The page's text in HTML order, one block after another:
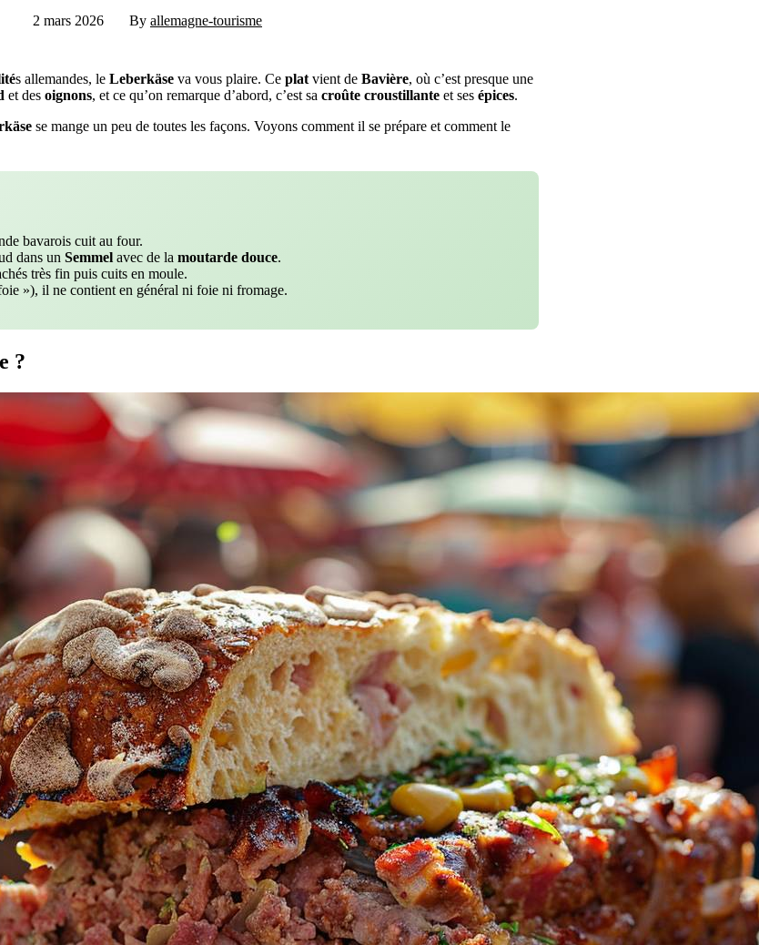
2 mars 2026 By allemagne-tourisme
s allemandes, le Leberkäse va vous plaire. Ce plat vient de Bavière, où c’est presque une
et des oignons, et ce qu’on remarque d’abord, c’est sa croûte croustillante et ses épices.
se mange un peu de toutes les façons. Voyons comment il se prépare et comment le
bavarois cuit au four.
dans un Semmel avec de la moutarde douce.
très fin puis cuits en moule.
»), il ne contient en général ni foie ni fromage.
?